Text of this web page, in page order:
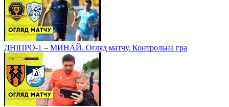
ДНІПРО-1 – МИНАЙ. Огляд матчу. Контрольна гра